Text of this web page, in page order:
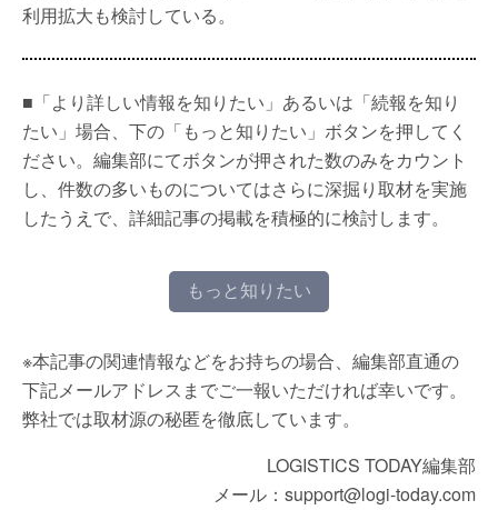
利用拡大も検討している。
■「より詳しい情報を知りたい」あるいは「続報を知り
たい」場合、下の「もっと知りたい」ボタンを押してく
ださい。編集部にてボタンが押された数のみをカウント
し、件数の多いものについてはさらに深掘り取材を実施
したうえで、詳細記事の掲載を積極的に検討します。
もっと知りたい
※本記事の関連情報などをお持ちの場合、編集部直通の
下記メールアドレスまでご一報いただければ幸いです。
弊社では取材源の秘匿を徹底しています。
LOGISTICS TODAY編集部
メール：support@logi-today.com